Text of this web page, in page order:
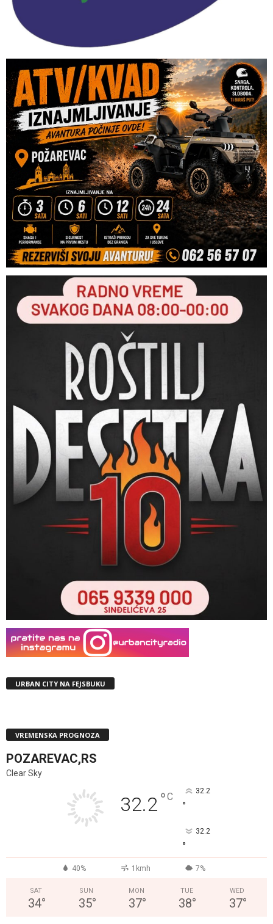
URBAN CITY NA FEJSBUKU
VREMENSKA PROGNOZA
POZAREVAC,RS
Clear Sky
32.2°C 32.2
°
32.2
°
40% 1kmh 7%
SAT
34°
SUN
35°
MON
37°
TUE
38°
WED
37°